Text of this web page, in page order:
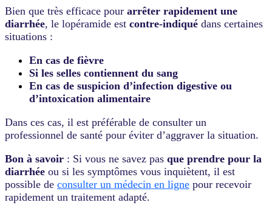
Bien que très efficace pour arrêter rapidement une
diarrhée, le lopéramide est contre-indiqué dans certaines
situations :
En cas de fièvre
Si les selles contiennent du sang
En cas de suspicion d’infection digestive ou
d’intoxication alimentaire
Dans ces cas, il est préférable de consulter un
professionnel de santé pour éviter d’aggraver la situation.
Bon à savoir : Si vous ne savez pas que prendre pour la
diarrhée ou si les symptômes vous inquiètent, il est
possible de consulter un médecin en ligne pour recevoir
rapidement un traitement adapté.